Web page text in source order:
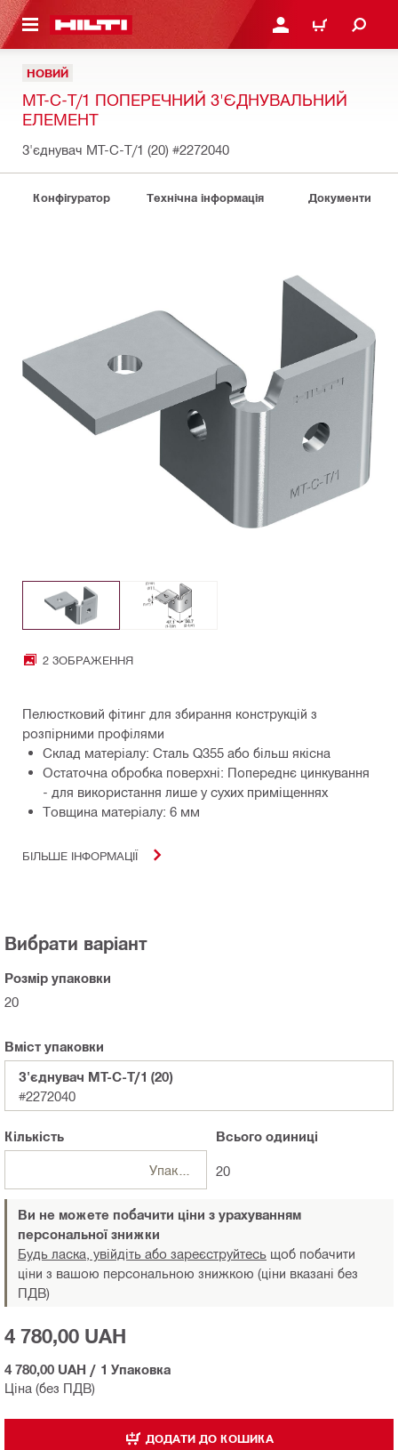
ЗМІСТУ УВІЙТИ АБО
КОШИК
НОВИЙ
MT-C-T/1 ПОПЕРЕЧНИЙ З'ЄДНУВАЛЬНИЙ
ЕЛЕМЕНТ
З'єднувач MT-C-T/1 (20) #2272040
Конфігуратор Технічна інформація Документи
2 ЗОБРАЖЕННЯ
Пелюстковий фітинг для збирання конструкцій з
розпірними профілями
Склад матеріалу: Сталь Q355 або більш якісна
Остаточна обробка поверхні: Попереднє цинкування
- для використання лише у сухих приміщеннях
Товщина матеріалу: 6 мм
БІЛЬШЕ ІНФОРМАЦІЇ
Вибрати варіант
Розмір упаковки
20
Вміст упаковки
З'єднувач MT-C-T/1 (20)
#2272040
Кількість
Упаковка
Всьогоодиниці
20
Ви не можете побачити ціни з урахуванням
персональної знижки
Будь ласка, увійдіть або зареєструйтесь щоб побачити
ціни з вашою персональною знижкою (ціни вказані без
ПДВ)
Ціна (без ПДВ)
4 780,00 UAH
4 780,00 UAH / 1 Упаковка
ДОДАТИ ДО КОШИКА